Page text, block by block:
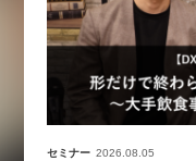
セミナー 2026.08.05